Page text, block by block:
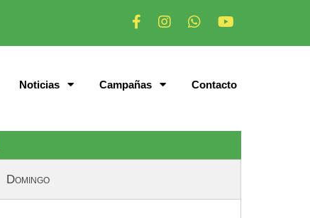
Noticias Campañas Contacto
Domingo